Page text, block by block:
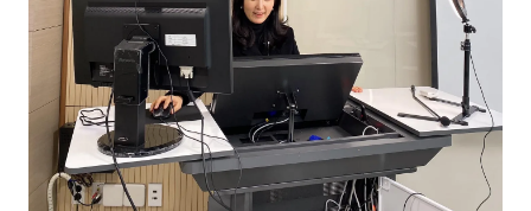
노준영
Maria
민광동
박혜랑
배서우